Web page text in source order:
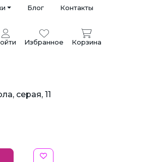
Блог Контакты
Избранное Корзина
серая, 11